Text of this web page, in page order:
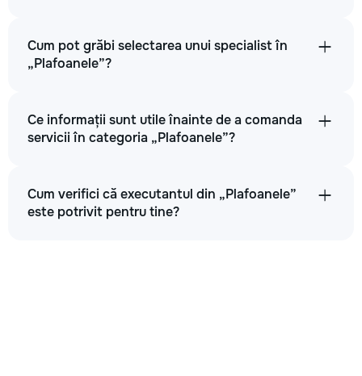
Cum pot grăbi selectarea unui specialist în
„Plafoanele”?
Ce informații sunt utile înainte de a comanda
servicii în categoria „Plafoanele”?
Cum verifici că executantul din „Plafoanele”
este potrivit pentru tine?